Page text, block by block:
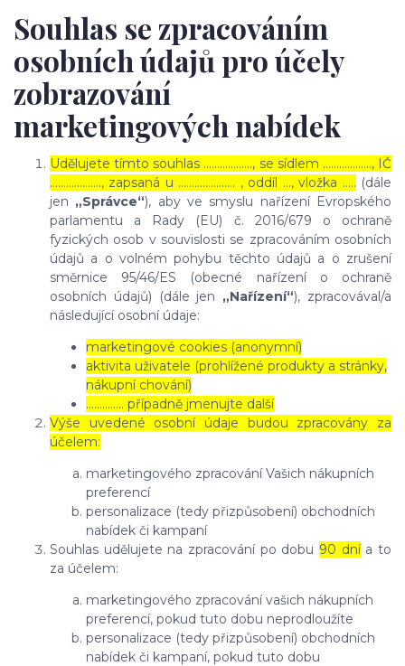
Souhlas se zpracováním
osobních údajů pro účely
zobrazování
marketingových nabídek
Udělujete tímto souhlas ……………..., se sídlem ………………, IČ
………………., zapsaná u ………………… , oddíl …, vložka ….. (dále
jen „Správce“), aby ve smyslu nařízení Evropského
parlamentu a Rady (EU) č. 2016/679 o ochraně
fyzických osob v souvislosti se zpracováním osobních
údajů a o volném pohybu těchto údajů a o zrušení
směrnice 95/46/ES (obecné nařízení o ochraně
osobních údajů) (dále jen „Nařízení“), zpracovával/a
následující osobní údaje:
marketingové cookies (anonymní)
aktivita uživatele (prohlížené produkty a stránky,
nákupní chování)
………….. případně jmenujte další
Výše uvedené osobní údaje budou zpracovány za
účelem:
marketingového zpracování Vašich nákupních
preferencí
personalizace (tedy přizpůsobení) obchodních
nabídek či kampaní
Souhlas udělujete na zpracování po dobu 90 dnía to
za účelem:
marketingového zpracování vašich nákupních
preferencí, pokud tuto dobu neprodloužíte
personalizace (tedy přizpůsobení) obchodních
nabídek či kampaní, pokud tuto dobu